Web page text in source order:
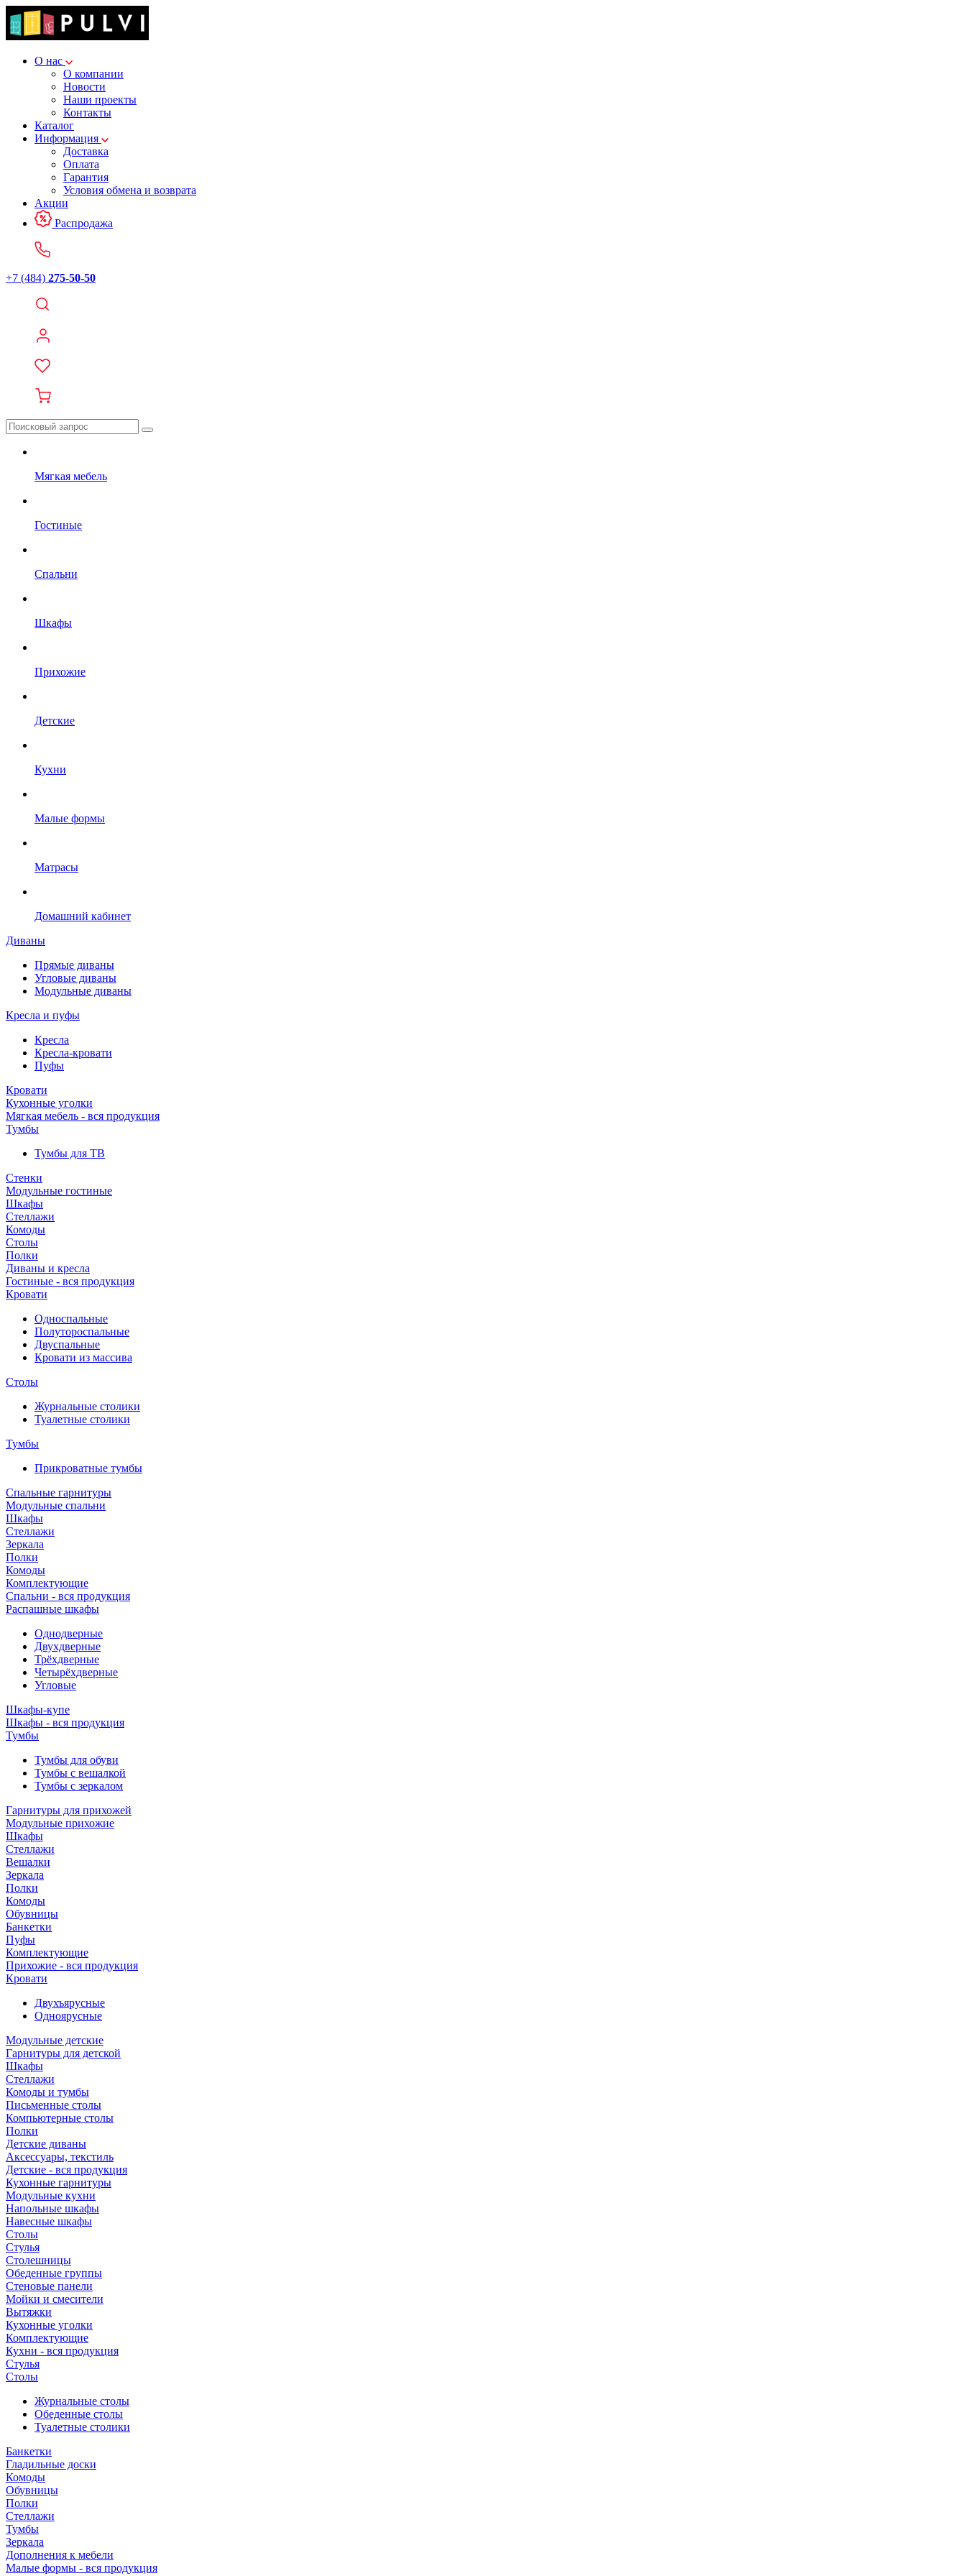
О нас
О компании
Новости
Наши проекты
Контакты
Каталог
Информация
Доставка
Оплата
Гарантия
Условия обмена и возврата
Акции
Распродажа
+7 (484) 275-50-50
Мягкая мебель
Гостиные
Спальни
Шкафы
Прихожие
Детские
Кухни
Малые формы
Матрасы
Домашний кабинет
Диваны
Прямые диваны
Угловые диваны
Модульные диваны
Кресла и пуфы
Кресла
Кресла-кровати
Пуфы
Кровати
Кухонные уголки
Мягкая мебель - вся продукция
Тумбы
Тумбы для ТВ
Стенки
Модульные гостиные
Шкафы
Стеллажи
Комоды
Столы
Полки
Диваны и кресла
Гостиные - вся продукция
Кровати
Односпальные
Полутороспальные
Двуспальные
Кровати из массива
Столы
Журнальные столики
Туалетные столики
Тумбы
Прикроватные тумбы
Спальные гарнитуры
Модульные спальни
Шкафы
Стеллажи
Зеркала
Полки
Комоды
Комплектующие
Спальни - вся продукция
Распашные шкафы
Однодверные
Двухдверные
Трёхдверные
Четырёхдверные
Угловые
Шкафы-купе
Шкафы - вся продукция
Тумбы
Тумбы для обуви
Тумбы с вешалкой
Тумбы с зеркалом
Гарнитуры для прихожей
Модульные прихожие
Шкафы
Стеллажи
Вешалки
Зеркала
Полки
Комоды
Обувницы
Банкетки
Пуфы
Комплектующие
Прихожие - вся продукция
Кровати
Двухъярусные
Одноярусные
Модульные детские
Гарнитуры для детской
Шкафы
Стеллажи
Комоды и тумбы
Письменные столы
Компьютерные столы
Полки
Детские диваны
Аксессуары, текстиль
Детские - вся продукция
Кухонные гарнитуры
Модульные кухни
Напольные шкафы
Навесные шкафы
Столы
Стулья
Столешницы
Обеденные группы
Стеновые панели
Мойки и смесители
Вытяжки
Кухонные уголки
Комплектующие
Кухни - вся продукция
Стулья
Столы
Журнальные столы
Обеденные столы
Туалетные столики
Банкетки
Гладильные доски
Комоды
Обувницы
Полки
Стеллажи
Тумбы
Зеркала
Дополнения к мебели
Малые формы - вся продукция